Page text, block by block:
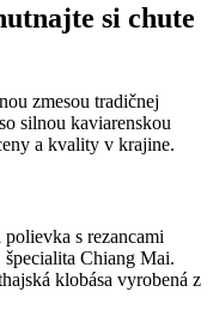
si chute
zmesou tradičnej
silnou kaviarenskou
a kvality v krajine.
s rezancami
Chiang Mai.
klobása vyrobená z